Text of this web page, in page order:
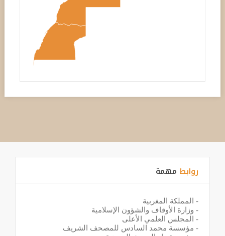
روابط مهمة
- المملكة المغربية
- وزارة الأوقاف والشؤون الإسلامية
- المجلس العلمي الأعلى
- مؤسسة محمد السادس للمصحف الشريف